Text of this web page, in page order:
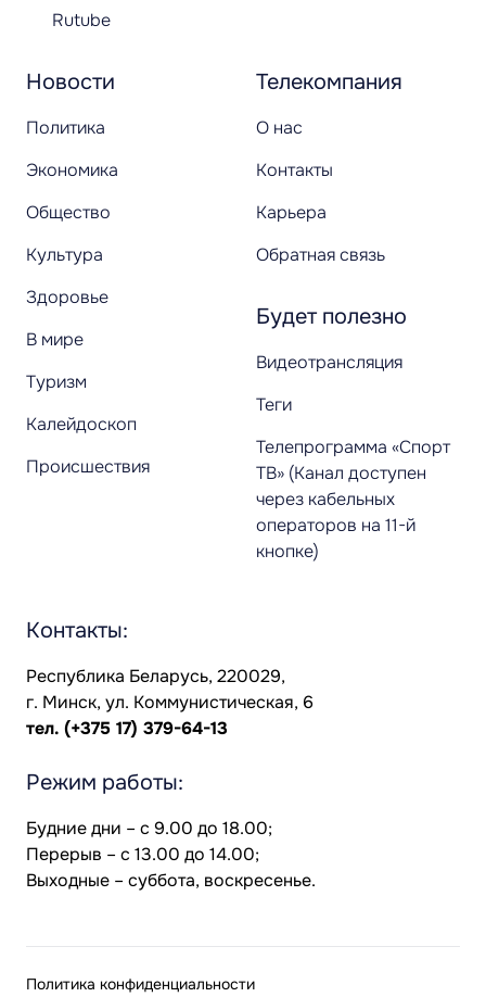
Новости
Политика
Экономика
Общество
Культура
Здоровье
В мире
Туризм
Калейдоскоп
Происшествия
Телекомпания
О нас
Контакты
Карьера
Обратная связь
Будет полезно
Видеотрансляция
Теги
Телепрограмма «Спорт
ТВ» (Канал доступен
через кабельных
операторов на 11-й
кнопке)
Rutube
Контакты:
Республика Беларусь, 220029,
г. Минск, ул. Коммунистическая, 6
тел. (+375 17) 379-64-13
Режим работы:
Будние дни – с 9.00 до 18.00;
Перерыв – с 13.00 до 14.00;
Выходные – суббота, воскресенье.
Политика конфиденциальности